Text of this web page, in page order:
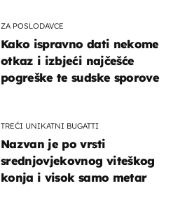
ZA POSLODAVCE
Kako ispravno dati nekome
otkaz i izbjeći najčešće
pogreške te sudske sporove
TREĆI UNIKATNI BUGATTI
Nazvan je po vrsti
srednjovjekovnog viteškog
konja i visok samo metar